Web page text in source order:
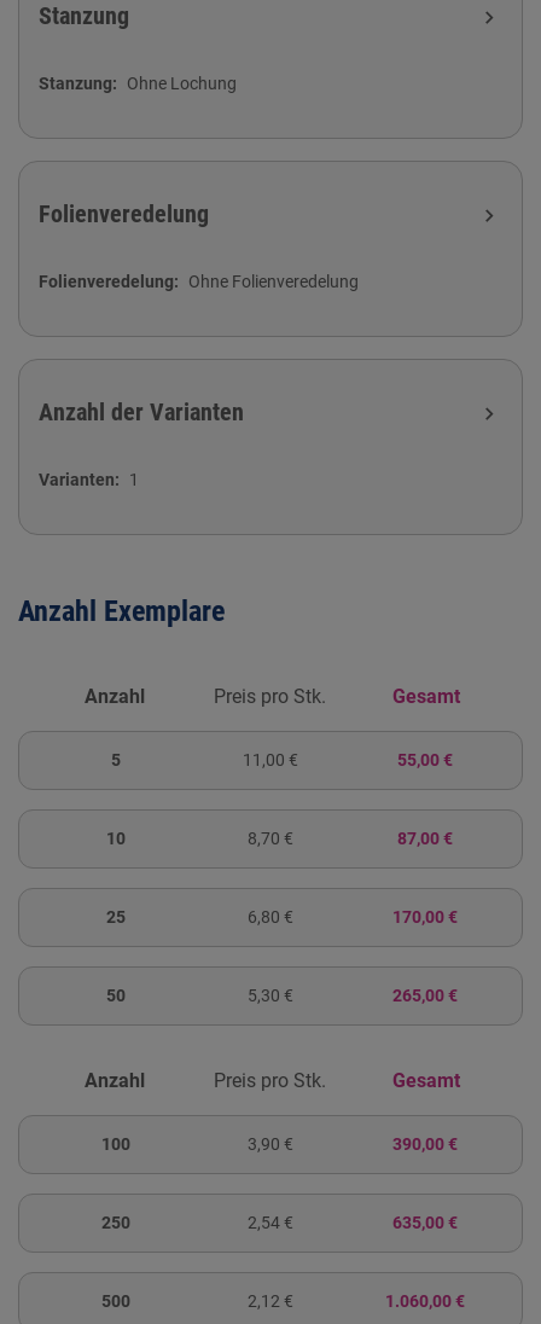
Stanzung
Stanzung Ohne Lochung
expand_more
Folienveredelung
Folienveredelung Ohne Folienveredelung
expand_more
Anzahl der Varianten
Varianten 1
expand_more
Anzahl Exemplare
Anzahl Preis pro Stk. Gesamt
5 11,00 € 55,00 €
10 8,70 € 87,00 €
25 6,80 € 170,00 €
50 5,30 € 265,00 €
Anzahl Preis pro Stk. Gesamt
100 3,90 € 390,00 €
250 2,54 € 635,00 €
500 2,12 € 1.060,00 €